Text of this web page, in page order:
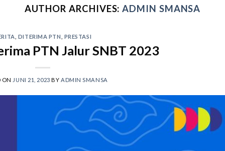
AUTHOR ARCHIVES:ADMIN SMANSA
DITERIMA PTN PRESTASI
PTN Jalur SNBT 2023
ON JUNI 21, 2023 BY ADMIN SMANSA